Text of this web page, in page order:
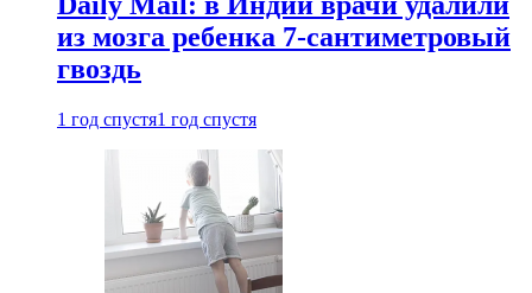
из мозга ребенка 7-сантиметровый
гвоздь
1 год спустя1 год спустя